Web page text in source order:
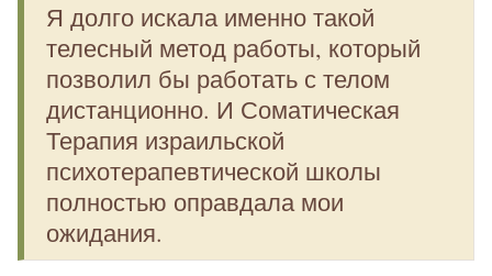
Я долго искала именно такой
телесный метод работы, который
позволил бы работать с телом
дистанционно. И Соматическая
Терапия израильской
психотерапевтической школы
полностью оправдала мои
ожидания.